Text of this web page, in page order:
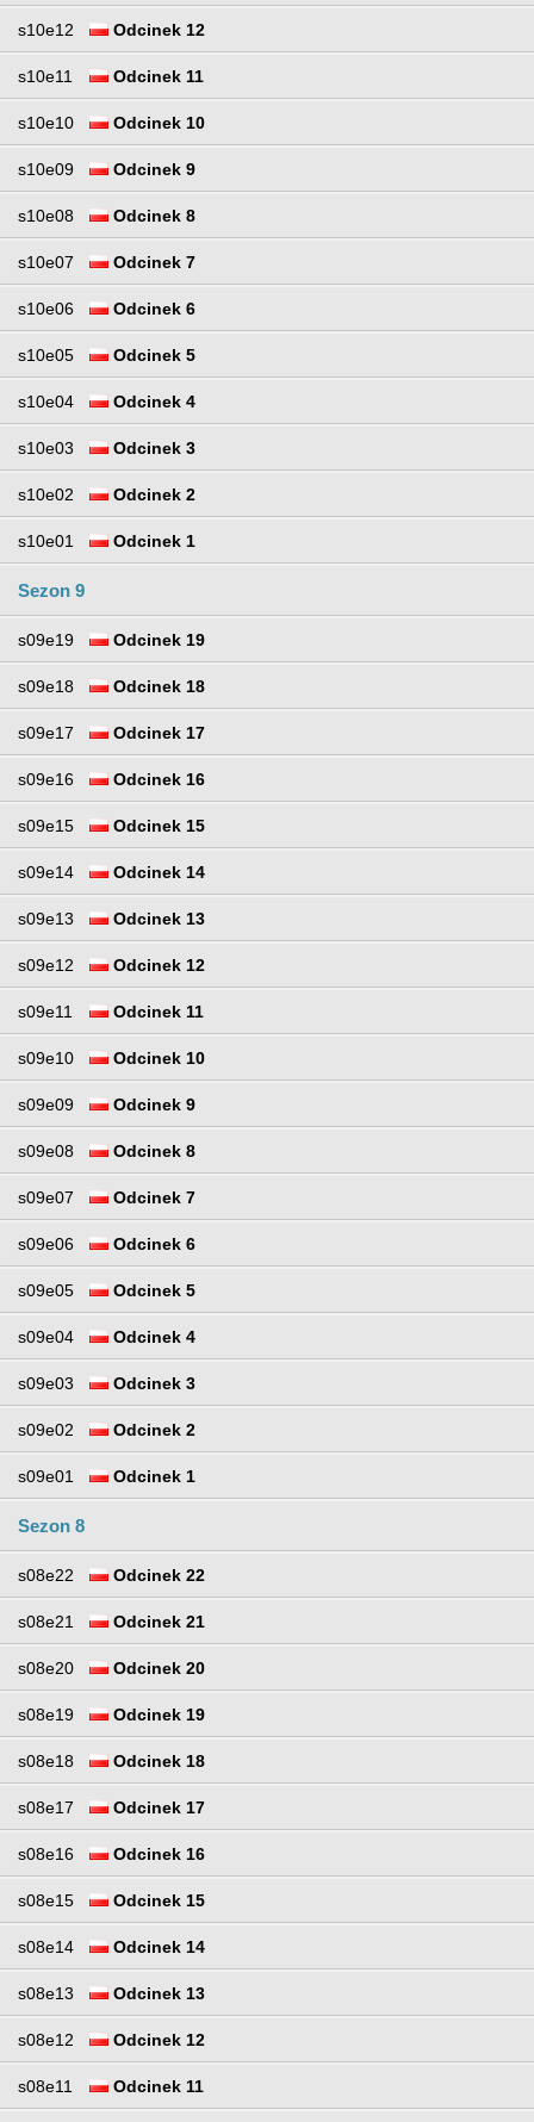
s10e12 Odcinek 12
s10e11 Odcinek 11
s10e10 Odcinek 10
s10e09 Odcinek 9
s10e08 Odcinek 8
s10e07 Odcinek 7
s10e06 Odcinek 6
s10e05 Odcinek 5
s10e04 Odcinek 4
s10e03 Odcinek 3
s10e02 Odcinek 2
s10e01 Odcinek 1
Sezon 9
s09e19 Odcinek 19
s09e18 Odcinek 18
s09e17 Odcinek 17
s09e16 Odcinek 16
s09e15 Odcinek 15
s09e14 Odcinek 14
s09e13 Odcinek 13
s09e12 Odcinek 12
s09e11 Odcinek 11
s09e10 Odcinek 10
s09e09 Odcinek 9
s09e08 Odcinek 8
s09e07 Odcinek 7
s09e06 Odcinek 6
s09e05 Odcinek 5
s09e04 Odcinek 4
s09e03 Odcinek 3
s09e02 Odcinek 2
s09e01 Odcinek 1
Sezon 8
s08e22 Odcinek 22
s08e21 Odcinek 21
s08e20 Odcinek 20
s08e19 Odcinek 19
s08e18 Odcinek 18
s08e17 Odcinek 17
s08e16 Odcinek 16
s08e15 Odcinek 15
s08e14 Odcinek 14
s08e13 Odcinek 13
s08e12 Odcinek 12
s08e11 Odcinek 11